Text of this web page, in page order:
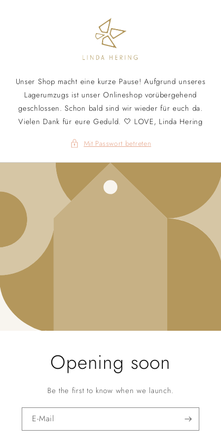
Unser Shop macht eine kurze Pause! Aufgrund unseres
Lagerumzugs ist unser Onlineshop vorübergehend
geschlossen. Schon bald sind wir wieder für euch da.
Vielen Dank für eure Geduld. 🤍 LOVE, Linda Hering
Mit Passwort betreten
Opening soon
Be the first to know when we launch.
E-Mail